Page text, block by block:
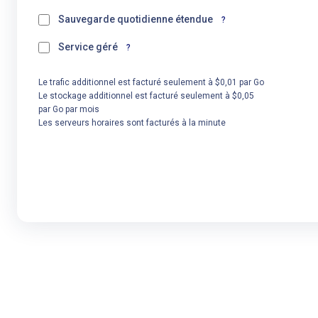
Sauvegarde quotidienne étendue ?
Service géré ?
Le trafic additionnel est facturé seulement à $0,01 par Go
Le stockage additionnel est facturé seulement à $0,05
par Go par mois
Les serveurs horaires sont facturés à la minute